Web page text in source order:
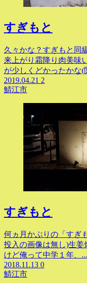
すぎもと
久々かな？すぎもと同
来上がり霜降り肉美味
が少しくどかったかな(
2019.04.21 2
鯖江市
すぎもと
何ヵ月かぶりの「すぎ
投入の画像は無し)生
けど俺って中学１年、...
2018.11.13 0
鯖江市